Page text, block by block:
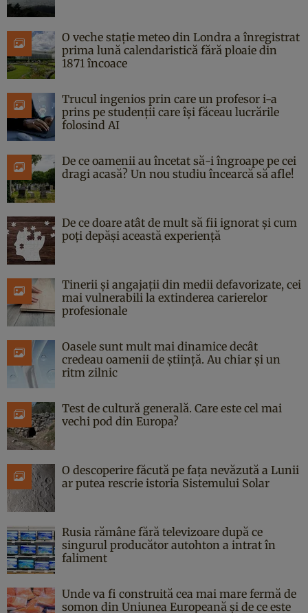
O veche stație meteo din Londra a înregistrat
prima lună calendaristică fără ploaie din
1871 încoace
Trucul ingenios prin care un profesor i-a
prins pe studenții care își făceau lucrările
folosind AI
De ce oamenii au încetat să-i îngroape pe cei
dragi acasă? Un nou studiu încearcă să afle!
De ce doare atât de mult să fii ignorat și cum
poți depăși această experiență
Tinerii și angajații din medii defavorizate, cei
mai vulnerabili la extinderea carierelor
profesionale
Oasele sunt mult mai dinamice decât
credeau oamenii de știință. Au chiar și un
ritm zilnic
Test de cultură generală. Care este cel mai
vechi pod din Europa?
O descoperire făcută pe fața nevăzută a Lunii
ar putea rescrie istoria Sistemului Solar
Rusia rămâne fără televizoare după ce
singurul producător autohton a intrat în
faliment
Unde va fi construită cea mai mare fermă de
somon din Uniunea Europeană și de ce este